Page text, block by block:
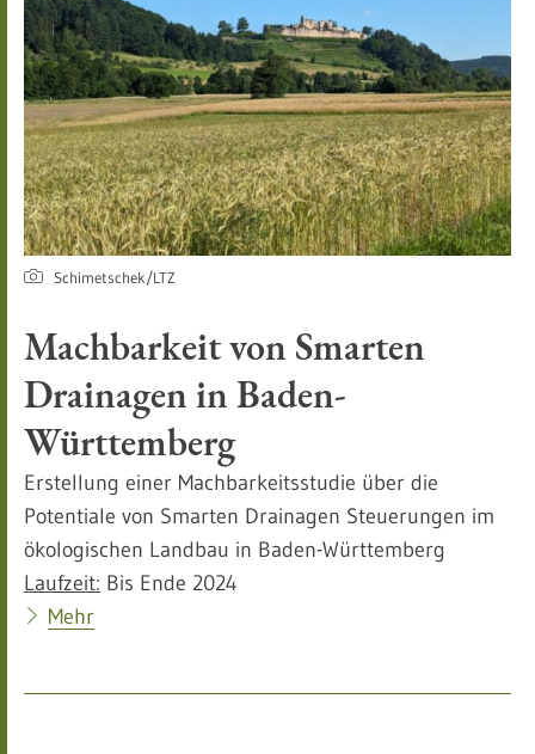
Schimetschek/LTZ
Machbarkeit von Smarten
Drainagen in Baden-
Württemberg
Erstellung einer Machbarkeitsstudie über die
Potentiale von Smarten Drainagen Steuerungen im
ökologischen Landbau in Baden-Württemberg
Laufzeit: Bis Ende 2024
Mehr